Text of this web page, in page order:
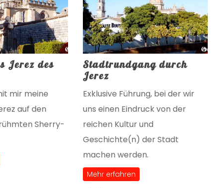
Jerez des
mir meine
auf den
Sherry-
Stadtrundgang durch
Jerez
Exklusive Führung, bei der wir
uns einen Eindruck von der
reichen Kultur und
Geschichte(n) der Stadt
machen werden.
Mehr erfahren